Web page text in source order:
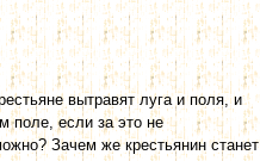
вытравят луга и поля, и
поле, если за это не
Зачем же крестьянин станет